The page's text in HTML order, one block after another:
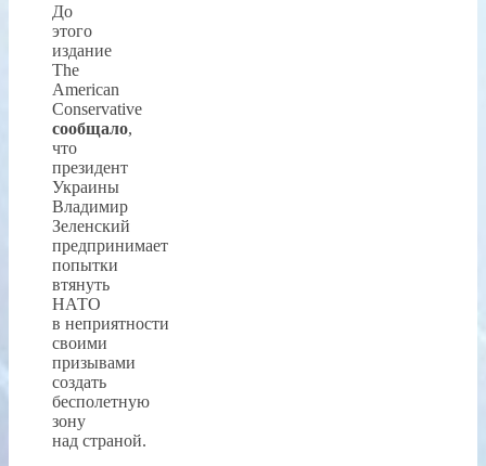
До
этого
издание
The
American
Conservative
сообщало,
что
президент
Украины
Владимир
Зеленский
предпринимает
попытки
втянуть
НАТО
в неприятности
своими
призывами
создать
бесполетную
зону
над страной.